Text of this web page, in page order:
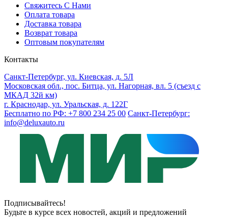
Свяжитесь С Нами
Оплата товара
Доставка товара
Возврат товара
Оптовым покупателям
Контакты
Санкт-Петербург, ул. Киевская, д. 5Л
Московская обл., пос. Битца, ул. Нагорная, вл. 5 (съезд с
МКАД 32й км)
г. Краснодар, ул. Уральская, д. 122Г
Бесплатно по РФ: +7 800 234 25 00 Санкт-Петербург:
info@deluxauto.ru
Подписывайтесь!
Будьте в курсе всех новостей, акций и предложений